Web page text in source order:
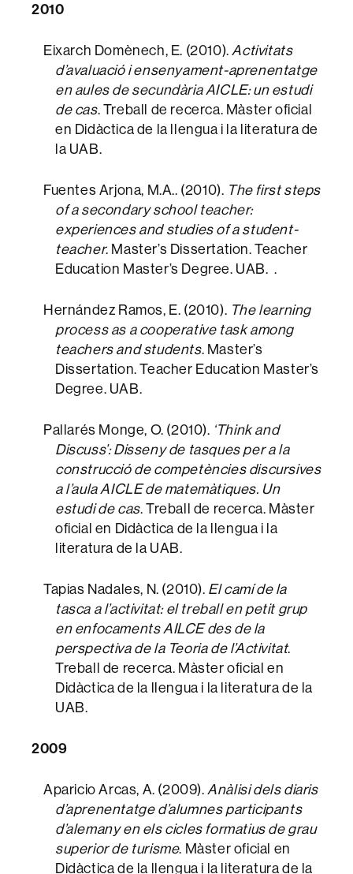
2010
Eixarch Domènech, E. (2010).Activitats
d’avaluació i ensenyament-aprenentatge
en aules de secundària AICLE: un estudi
de cas. Treball de recerca. Màster oficial
en Didàctica de la llengua i la literatura de
la UAB.
Fuentes Arjona, M.A.. (2010). The first steps
of a secondary school teacher:
experiences and studies of a student-
teacher. Master’s Dissertation. Teacher
Education Master’s Degree. UAB. .
Hernández Ramos, E. (2010). The learning
process as a cooperative task among
teachers and students. Master’s
Dissertation. Teacher Education Master’s
Degree. UAB.
Pallarés Monge, O. (2010). ‘Think and
Discuss’: Disseny de tasques per a la
construcció de competències discursives
a l’aula AICLE de matemàtiques. Un
estudi de cas. Treball de recerca. Màster
oficial en Didàctica de la llengua i la
literatura de la UAB.
Tapias Nadales, N. (2010). El camí de la
tasca a l’activitat: el treball en petit grup
en enfocaments AILCE des de la
perspectiva de la Teoria de l’Activitat.
Treball de recerca. Màster oficial en
Didàctica de la llengua i la literatura de la
UAB.
2009
Aparicio Arcas, A. (2009).Anàlisi dels diaris
d’aprenentatge d’alumnes participants
d’alemany en els cicles formatius de grau
superior de turisme. Màster oficial en
Didàctica de la llengua i la literatura de la